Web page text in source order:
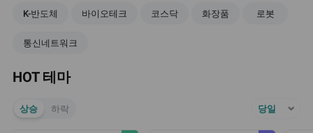
K-반도체 바이오테크 코스닥 화장품 로봇
통신네트워크
HOT 테마
상승 하락 당일